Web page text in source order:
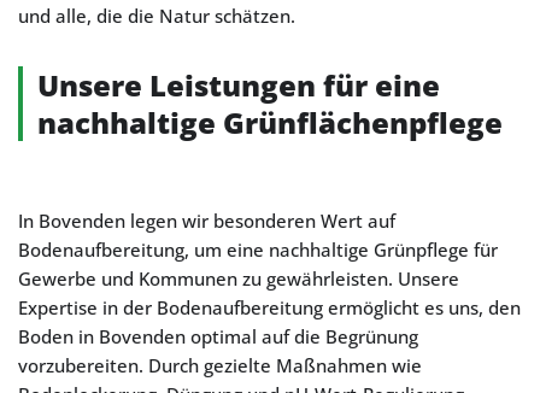
und alle, die die Natur schätzen.
Unsere Leistungen für eine
nachhaltige Grünflächenpflege
In Bovenden legen wir besonderen Wert auf
Bodenaufbereitung, um eine nachhaltige Grünpflege für
Gewerbe und Kommunen zu gewährleisten. Unsere
Expertise in der Bodenaufbereitung ermöglicht es uns, den
Boden in Bovenden optimal auf die Begrünung
vorzubereiten. Durch gezielte Maßnahmen wie